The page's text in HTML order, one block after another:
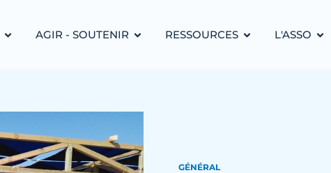
AGIR - SOUTENIR RESSOURCES L'ASSO
GÉNÉRAL